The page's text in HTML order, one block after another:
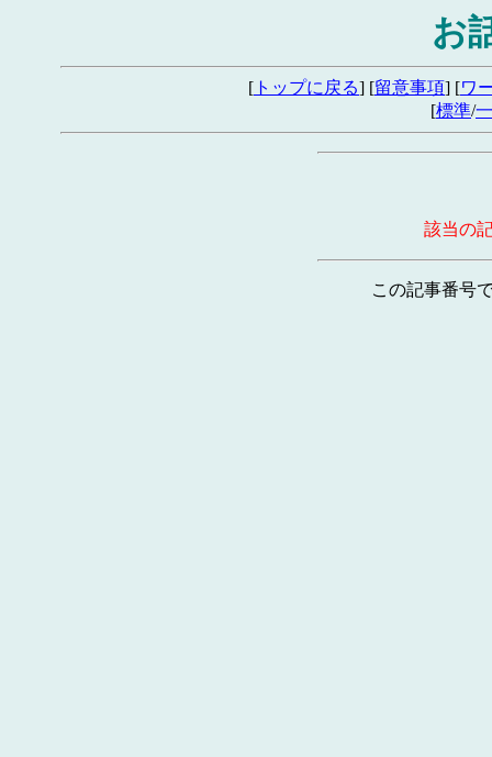
お
[ トップに戻る] [留意事項] [ワ
[標準/
該当の
この記事番号